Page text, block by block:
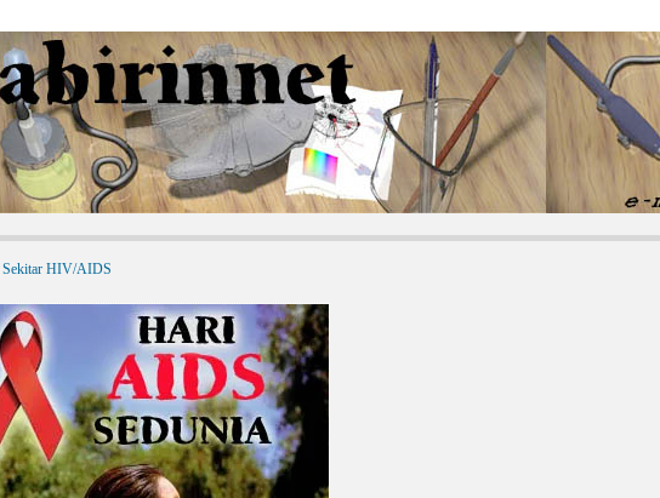
Sekitar HIV/AIDS»Kisah Hidup Penderita AIDS | Curhat Cintia Untuk Saudaranya
Kisah Hidup Penderita AIDS | Curhat Cintia Untuk Saudaranya
Sekitar HIV/AIDS